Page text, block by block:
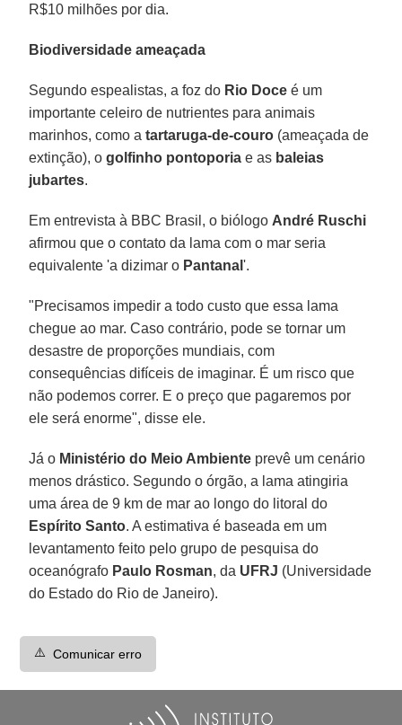
R$10 milhões por dia.
Biodiversidade ameaçada
Segundo espealistas, a foz do Rio Doce é um
importante celeiro de nutrientes para animais
marinhos, como atartaruga-de-couro (ameaçada de
extinção), ogolfinho pontoporia e as baleias
jubartes.
Em entrevista à BBC Brasil, o biólogo André Ruschi
afirmou que o contato da lama com o mar seria
equivalente 'a dizimar o Pantanal'.
"Precisamos impedir a todo custo que essa lama
chegue ao mar. Caso contrário, pode se tornar um
desastre de proporções mundiais, com
consequências difíceis de imaginar. É um risco que
não podemos correr. E o preço que pagaremos por
ele será enorme", disse ele.
Já o Ministério do Meio Ambiente prevê um cenário
menos drástico. Segundo o órgão, a lama atingiria
uma área de 9 km de mar ao longo do litoral do
Espírito Santo. A estimativa é baseada em um
levantamento feito pelo grupo de pesquisa do
oceanógrafo Paulo Rosman, da UFRJ (Universidade
do Estado do Rio de Janeiro).
⚠️ Comunicar erro